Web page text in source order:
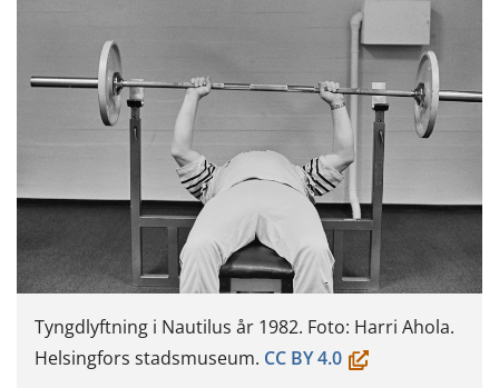
Tyngdlyftning i Nautilus år 1982. Foto: Harri Ahola.
Helsingfors stadsmuseum. CC BY 4.0(öppnas